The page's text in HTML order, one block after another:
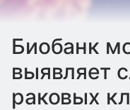
Биобанк
выявляет
раковых